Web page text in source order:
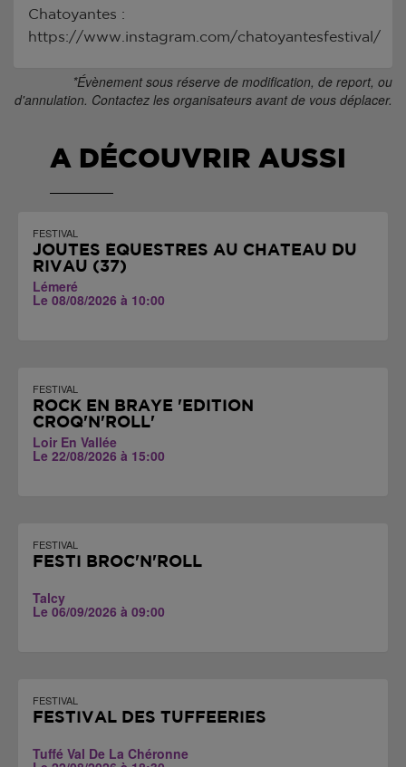
Chatoyantes :
https://www.instagram.com/chatoyantesfestival/
*Évènement sous réserve de modification, de report, ou
d'annulation. Contactez les organisateurs avant de vous déplacer.
A DÉCOUVRIR AUSSI
FESTIVAL
JOUTES ÉQUESTRES AU CHÂTEAU DU
RIVAU (37)
Lémeré
Le 08/08/2026 à 10:00
FESTIVAL
ROCK EN BRAYE 'EDITION
CROQ'N'ROLL'
Loir En Vallée
Le 22/08/2026 à 15:00
FESTIVAL
FESTI BROC'N'ROLL
Talcy
Le 06/09/2026 à 09:00
FESTIVAL
FESTIVAL DES TUFFEERIES
Tuffé Val De La Chéronne